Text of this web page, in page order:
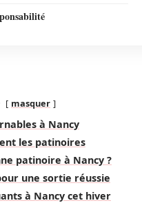
masquer
à Nancy
les patinoires
patinoire à Nancy ?
une sortie réussie
à Nancy cet hiver